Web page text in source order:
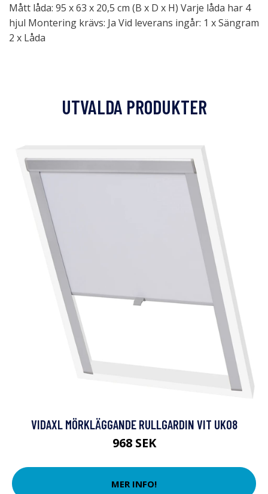
Mått låda: 95 x 63 x 20,5 cm (B x D x H) Varje låda har 4
hjul Montering krävs: Ja Vid leverans ingår: 1 x Sängram
2 x Låda
UTVALDA PRODUKTER
VIDAXL MÖRKLÄGGANDE RULLGARDIN VIT UK08
968 SEK
MER INFO!